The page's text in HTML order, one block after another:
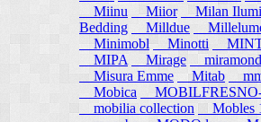
Miinu
Miior Milan
Bedding
Milldue
Minimobl Minotti MINT
MIPA
Mirage
Misura Emme
Mitab
Mobica
mobilia collection
Mobles